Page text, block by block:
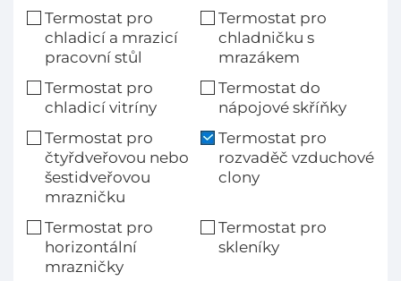
Termostat pro
chladicí a mrazicí
pracovní stůl
Termostat pro
chladničku s
mrazákem
Termostat pro
chladicí vitríny
Termostat do
nápojové skříňky
Termostat pro
čtyřdveřovou nebo
šestidveřovou
mrazničku
Termostat pro
rozvaděč vzduchové
clony
Termostat pro
horizontální
mrazničky
Termostat pro
skleníky